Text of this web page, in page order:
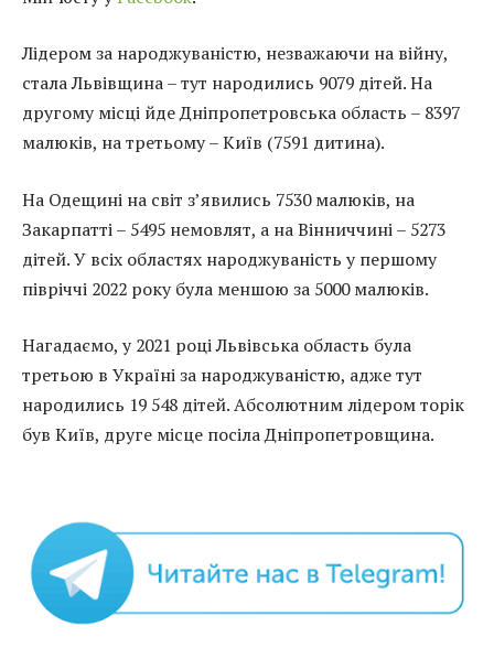
Лідером за народжуваністю, незважаючи на війну,
стала Львівщина – тут народились 9079 дітей. На
другому місці йде Дніпропетровська область – 8397
малюків, на третьому – Київ (7591 дитина).
На Одещині на світ з’явились 7530 малюків, на
Закарпатті – 5495 немовлят, а на Вінниччині – 5273
дітей. У всіх областях народжуваність у першому
півріччі 2022 року була меншою за 5000 малюків.
Нагадаємо, у 2021 році Львівська область була
третьою в Україні за народжуваністю, адже тут
народились 19 548 дітей. Абсолютним лідером торік
був Київ, друге місце посіла Дніпропетровщина.